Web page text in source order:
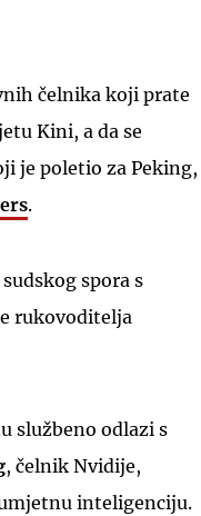
čelnika koji prate
Kini, a da se
je poletio za Peking,
.
spora s
rukovoditelja
službeno odlazi s
, čelnik Nvidije,
inteligenciju.